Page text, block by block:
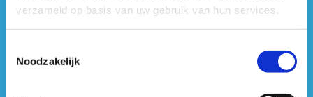
verzameld op basis van uw gebruik van hun services.
Noodzakelijk
ook op sociale media